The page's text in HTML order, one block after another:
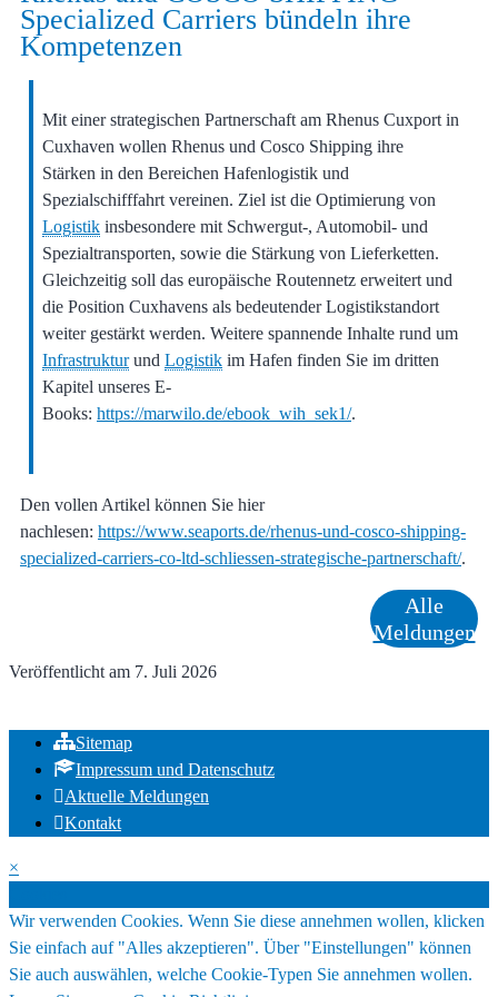
Specialized Carriers bündeln ihre
Kompetenzen
Mit einer strategischen Partnerschaft am Rhenus Cuxport in
Cuxhaven wollen Rhenus und Cosco Shipping ihre
Stärken in den Bereichen Hafenlogistik und
Spezialschifffahrt vereinen. Ziel ist die Optimierung von
Logistik insbesondere mit Schwergut-, Automobil- und
Spezialtransporten, sowie die Stärkung von Lieferketten.
Gleichzeitig soll das europäische Routennetz erweitert und
die Position Cuxhavens als bedeutender Logistikstandort
weiter gestärkt werden. Weitere spannende Inhalte rund um
Infrastrukturund Logistik im Hafen finden Sie im dritten
Kapitel unseres E-
Books: https://marwilo.de/ebook_wih_sek1/.
Den vollen Artikel können Sie hier
nachlesen: https://www.seaports.de/rhenus-und-cosco-shipping-
specialized-carriers-co-ltd-schliessen-strategische-partnerschaft/.
Alle
Meldungen
Veröffentlicht am 7. Juli 2026
Sitemap
Impressum und Datenschutz
Aktuelle Meldungen
Kontakt
×
Wir verwenden Cookies. Wenn Sie diese annehmen wollen, klicken
Sie einfach auf "Alles akzeptieren". Über "Einstellungen" können
Sie auch auswählen, welche Cookie-Typen Sie annehmen wollen.